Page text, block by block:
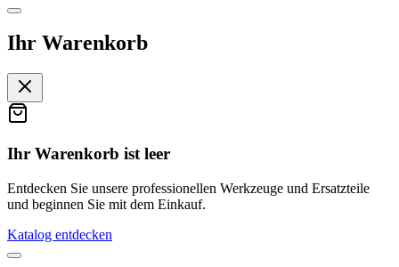
Ihr Warenkorb
Ihr Warenkorb ist leer
Entdecken Sie unsere professionellen Werkzeuge und Ersatzteile
und beginnen Sie mit dem Einkauf.
Katalog entdecken